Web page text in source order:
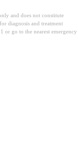
and does not constitute
diagnosis and treatment
or go to the nearest emergency